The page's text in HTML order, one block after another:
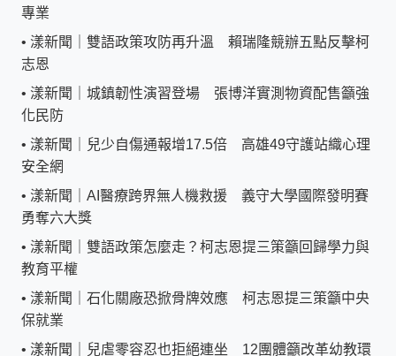
專業
• 漾新聞｜雙語政策攻防再升溫 賴瑞隆競辦五點反擊柯
志恩
• 漾新聞｜城鎮韌性演習登場 張博洋實測物資配售籲強
化民防
• 漾新聞｜兒少自傷通報增17.5倍 高雄49守護站織心理
安全網
• 漾新聞｜AI醫療跨界無人機救援 義守大學國際發明賽
勇奪六大獎
• 漾新聞｜雙語政策怎麼走？柯志恩提三策籲回歸學力與
教育平權
• 漾新聞｜石化關廠恐掀骨牌效應 柯志恩提三策籲中央
保就業
• 漾新聞｜兒虐零容忍也拒絕連坐 12團體籲改革幼教環